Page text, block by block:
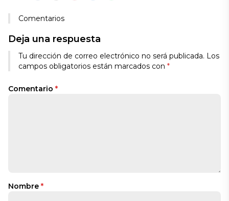
Comentarios
Deja una respuesta
Tu dirección de correo electrónico no será publicada. Los
campos obligatorios están marcados con *
Comentario *
Nombre *